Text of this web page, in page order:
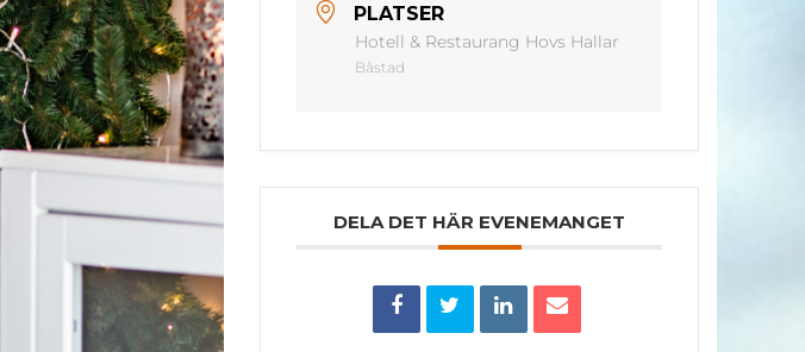
PLATSER
Hotell & Restaurang Hovs Hallar
Båstad
DELA DET HÄR EVENEMANGET